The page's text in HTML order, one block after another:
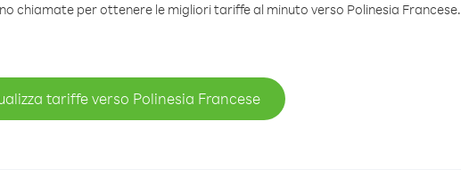
chiamate per ottenere le migliori tariffe al minuto verso Polinesia Francese.
tariffe verso Polinesia Francese